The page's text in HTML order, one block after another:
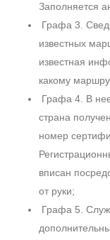
Заполняется
Графа 3.
известных
известная
какому
Графа 4. В
страна
номер
вписан
от руки;
Графа 5.